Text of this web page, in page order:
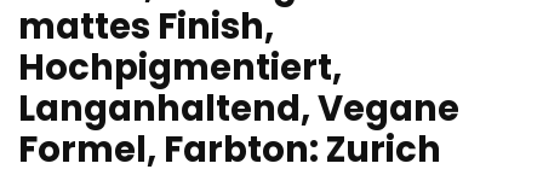
mattes Finish,
Hochpigmentiert,
Langanhaltend, Vegane
Formel, Farbton: Zurich